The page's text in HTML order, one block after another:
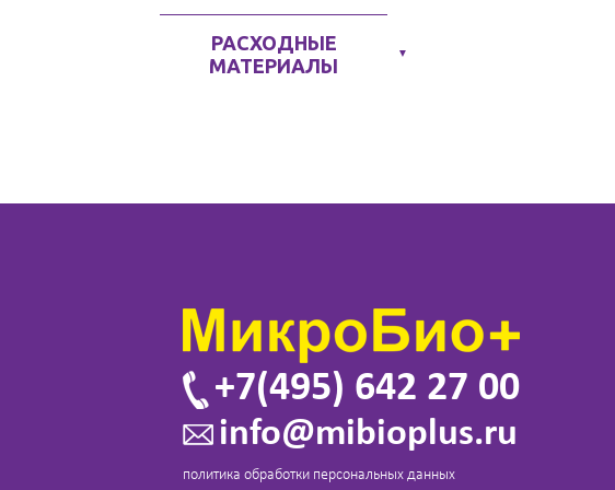
РАСХОДНЫЕ
МАТЕРИАЛЫ
▼
+7(495) 642 27 00
info@mibioplus.ru
политика обработки персональных данных